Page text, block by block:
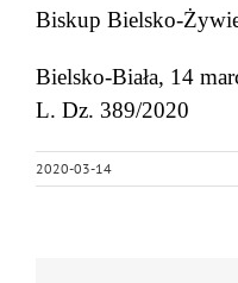
Biskup Bielsko-
Bielsko-Biała, 14
L. Dz. 389/2020
2020-03-14